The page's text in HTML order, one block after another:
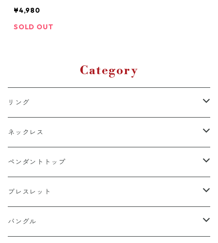
25刻印付き クロス 十字架
トレンド ロープチェーン
¥4,980
SOLD OUT
Category
リング
k18
15号以上
13号以下
platinum
15号以上
13号以下
silver925
15号以上
Gold Plating
ネックレス
k18
60cm
55cm
platinum
60cm
silver925
ペンダントトップ
k18
k24
ブレスレット
k18
バングル